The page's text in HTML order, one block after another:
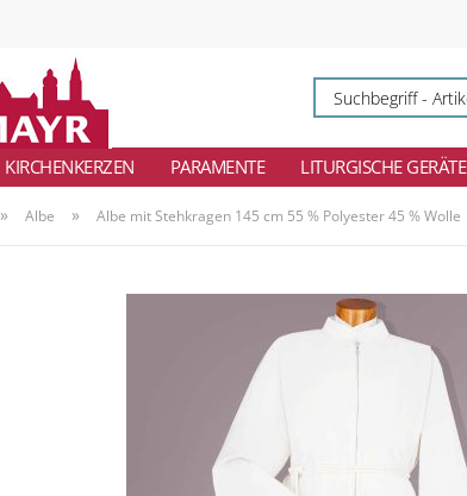
KIRCHENKERZEN PARAMENTE LITURGISCHE GERÄTE
» Albe » Albe mit Stehkragen 145 cm 55 % Polyester 45 % Wolle